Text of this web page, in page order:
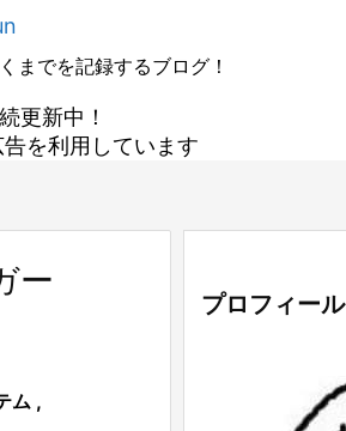
までを記録するブログ！
更新中！
を利用しています
ー
ム ,
プロフィール